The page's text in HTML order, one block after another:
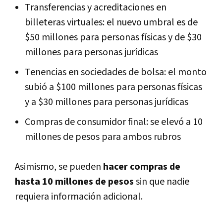
Transferencias y acreditaciones en
billeteras virtuales: el nuevo umbral es de
$50 millones para personas físicas y de $30
millones para personas jurídicas
Tenencias en sociedades de bolsa: el monto
subió a $100 millones para personas físicas
y a $30 millones para personas jurídicas
Compras de consumidor final: se elevó a 10
millones de pesos para ambos rubros
Asimismo, se pueden hacer compras de
hasta 10 millones de pesossin que nadie
requiera información adicional.